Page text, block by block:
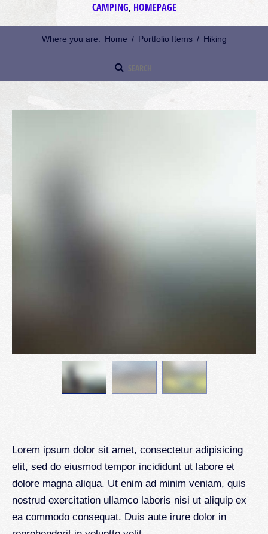
CAMPING, HOMEPAGE
Where you are: Home / Portfolio Items / Hiking
Lorem ipsum dolor sit amet, consectetur adipisicing
elit, sed do eiusmod tempor incididunt ut labore et
dolore magna aliqua. Ut enim ad minim veniam, quis
nostrud exercitation ullamco laboris nisi ut aliquip ex
ea commodo consequat. Duis aute irure dolor in